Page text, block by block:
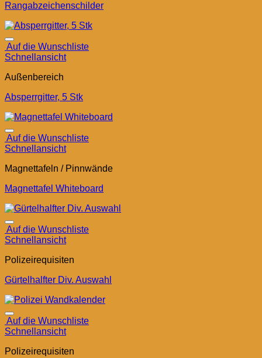
Rangabzeichenschilder
Auf die Wunschliste
Schnellansicht
Außenbereich
Absperrgitter, 5 Stk
Auf die Wunschliste
Schnellansicht
Magnettafeln / Pinnwände
Magnettafel Whiteboard
Auf die Wunschliste
Schnellansicht
Polizeirequisiten
Gürtelhalfter Div. Auswahl
Auf die Wunschliste
Schnellansicht
Polizeirequisiten